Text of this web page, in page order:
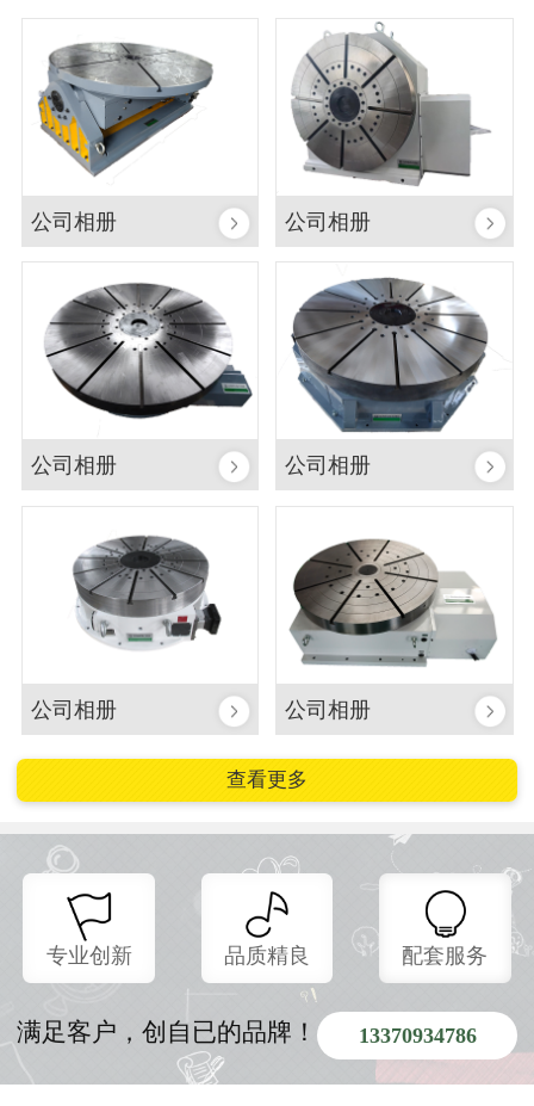
公司相册 公司相册
公司相册 公司相册
公司相册 公司相册
查看更多
专业创新 品质精良 配套服务
满足客户，创自已的品牌！ 13370934786